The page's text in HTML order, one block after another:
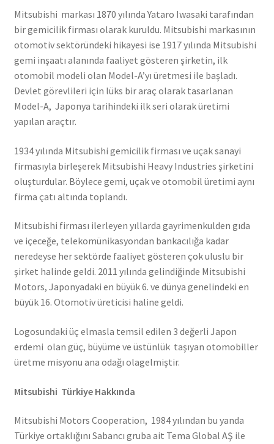
Mitsubishi markası 1870 yılında Yataro Iwasaki tarafından
bir gemicilik firması olarak kuruldu. Mitsubishi markasının
otomotiv sektöründeki hikayesi ise 1917 yılında Mitsubishi
gemi inşaatı alanında faaliyet gösteren şirketin, ilk
otomobil modeli olan Model-A’yı üretmesi ile başladı.
Devlet görevlileri için lüks bir araç olarak tasarlanan
Model-A, Japonya tarihindeki ilk seri olarak üretimi
yapılan araçtır.
1934 yılında Mitsubishi gemicilik firması ve uçak sanayi
firmasıyla birleşerek Mitsubishi Heavy Industries şirketini
oluşturdular. Böylece gemi, uçak ve otomobil üretimi aynı
firma çatı altında toplandı.
Mitsubishi firması ilerleyen yıllarda gayrimenkulden gıda
ve içeceğe, telekomünikasyondan bankacılığa kadar
neredeyse her sektörde faaliyet gösteren çok uluslu bir
şirket halinde geldi. 2011 yılında gelindiğinde Mitsubishi
Motors, Japonyadaki en büyük 6. ve dünya genelindeki en
büyük 16. Otomotiv üreticisi haline geldi.
Logosundaki üç elmasla temsil edilen 3 değerli Japon
erdemi olan güç, büyüme ve üstünlük taşıyan otomobiller
üretme misyonu ana odağı olagelmiştir.
Mitsubishi Türkiye Hakkında
Mitsubishi Motors Cooperation, 1984 yılından bu yanda
Türkiye ortaklığını Sabancı gruba ait Tema Global AŞ ile